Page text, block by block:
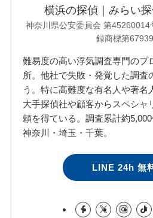
横浜の探偵｜みらい探
神奈川県公安委員会 第45260014
録商標第
難易度の高い浮気調査専門のプ
所。他社で失敗・発覚した調査
う。特に高難度な有名人や著名
大手探偵社や顧客からスペシャ
頼を得ている。調査累計約
神奈川・埼玉・千葉。
LINE 24h 無